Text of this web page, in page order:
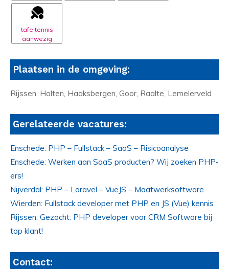
tafeltennis
aanwezig
Plaatsen in de omgeving:
Rijssen, Holten, Haaksbergen, Goor, Raalte, Lemelerveld
Gerelateerde vacatures:
Enschede: PHP – Fullstack – SaaS – Risicoanalyse
Enschede: Werken aan SaaS producten? Wij zoeken PHP-
ers!
Nijverdal: PHP – Laravel – VueJS – Maatwerksoftware
Wierden: Fullstack developer met PHP en JS (Vue) kennis
Rijssen: Gezocht: PHP developer voor CRM Software bij
top klant!
Contact: